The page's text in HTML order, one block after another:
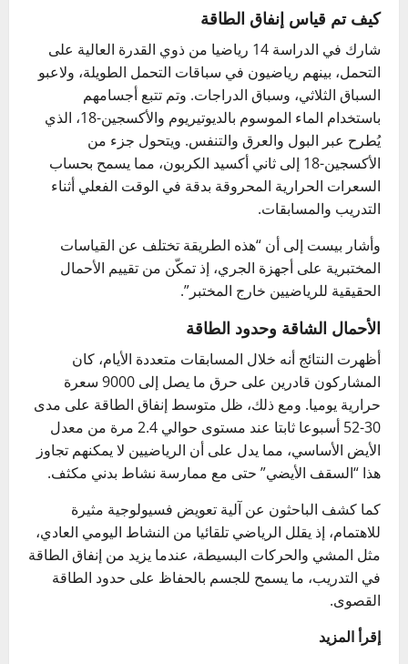
كيف تم قياس إنفاق الطاقة
شارك في الدراسة 14 رياضيا من ذوي القدرة العالية على
التحمل، بينهم رياضيون في سباقات التحمل الطويلة، ولاعبو
السباق الثلاثي، وسباق الدراجات. وتم تتبع أجسامهم
باستخدام الماء الموسوم بالديوتيريوم والأكسجين-18، الذي
يُطرح عبر البول والعرق والتنفس. ويتحول جزء من
الأكسجين-18 إلى ثاني أكسيد الكربون، مما يسمح بحساب
السعرات الحرارية المحروقة بدقة في الوقت الفعلي أثناء
التدريب والمسابقات.
وأشار بيست إلى أن “هذه الطريقة تختلف عن القياسات
المختبرية على أجهزة الجري، إذ تمكّن من تقييم الأحمال
الحقيقية للرياضيين خارج المختبر”.
الأحمال الشاقة وحدود الطاقة
أظهرت النتائج أنه خلال المسابقات متعددة الأيام، كان
المشاركون قادرين على حرق ما يصل إلى 9000 سعرة
حرارية يوميا. ومع ذلك، ظل متوسط إنفاق الطاقة على مدى
30-52 أسبوعا ثابتا عند مستوى حوالي 2.4 مرة من معدل
الأيض الأساسي، مما يدل على أن الرياضيين لا يمكنهم تجاوز
هذا “السقف الأيضي” حتى مع ممارسة نشاط بدني مكثف.
كما كشف الباحثون عن آلية تعويض فسيولوجية مثيرة
للاهتمام، إذ يقلل الرياضي تلقائيا من النشاط اليومي العادي،
مثل المشي والحركات البسيطة، عندما يزيد من إنفاق الطاقة
في التدريب، ما يسمح للجسم بالحفاظ على حدود الطاقة
القصوى.
إقرأ المزيد